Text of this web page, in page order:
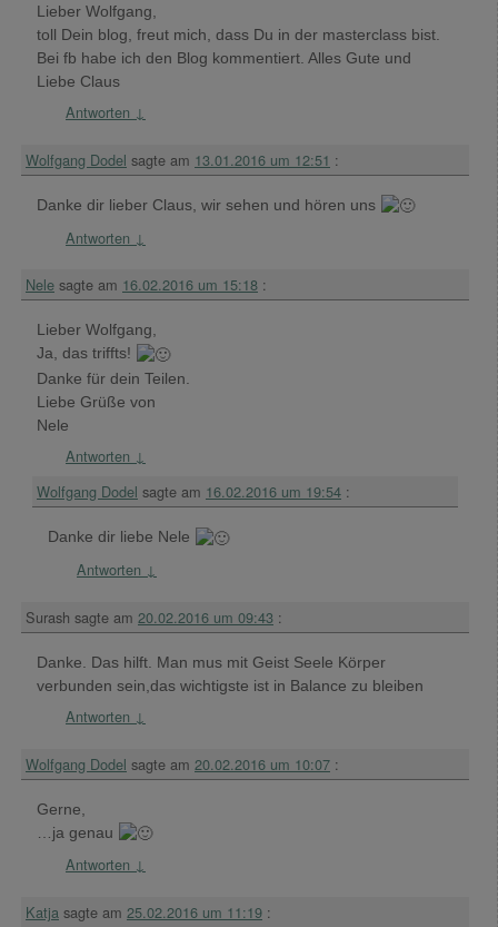
Lieber Wolfgang,
toll Dein blog, freut mich, dass Du in der masterclass bist.
Bei fb habe ich den Blog kommentiert. Alles Gute und
Liebe Claus
Antworten ↓
Wolfgang Dodel sagte am 13.01.2016 um 12:51 :
Danke dir lieber Claus, wir sehen und hören uns
Antworten ↓
Nele sagte am 16.02.2016 um 15:18 :
Lieber Wolfgang,
Ja, das triffts!
Danke für dein Teilen.
Liebe Grüße von
Nele
Antworten ↓
Wolfgang Dodel sagte am 16.02.2016 um 19:54 :
Danke dir liebe Nele
Antworten ↓
Surash sagte am 20.02.2016 um 09:43 :
Danke. Das hilft. Man mus mit Geist Seele Körper
verbunden sein,das wichtigste ist in Balance zu bleiben
Antworten ↓
Wolfgang Dodel sagte am 20.02.2016 um 10:07 :
Gerne,
…ja genau
Antworten ↓
Katja sagte am 25.02.2016 um 11:19 :